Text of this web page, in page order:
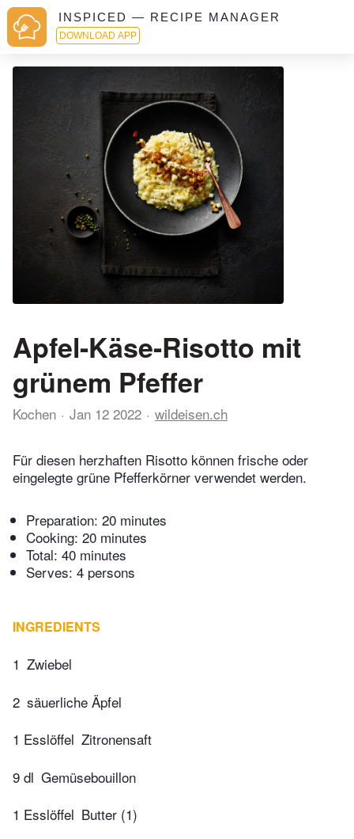
INSPICED — RECIPE MANAGER
DOWNLOAD APP
Apfel-Käse-Risotto mit
grünem Pfeffer
Kochen Jan 12 2022 wildeisen.ch
Für diesen herzhaften Risotto können frische oder
eingelegte grüne Pfefferkörner verwendet werden.
Preparation: 20 minutes
Cooking: 20 minutes
Total: 40 minutes
Serves: 4 persons
INGREDIENTS
1 Zwiebel
2 säuerliche Äpfel
1 Esslöffel Zitronensaft
9 dl Gemüsebouillon
1 Esslöffel Butter (1)